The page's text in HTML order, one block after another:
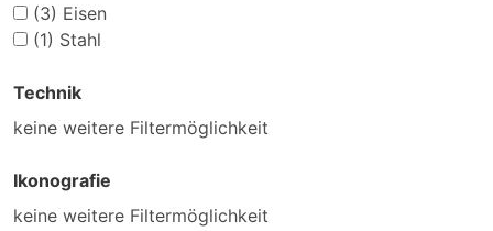
(3) Eisen
(1) Stahl
Technik
keine weitere Filtermöglichkeit
Ikonografie
keine weitere Filtermöglichkeit